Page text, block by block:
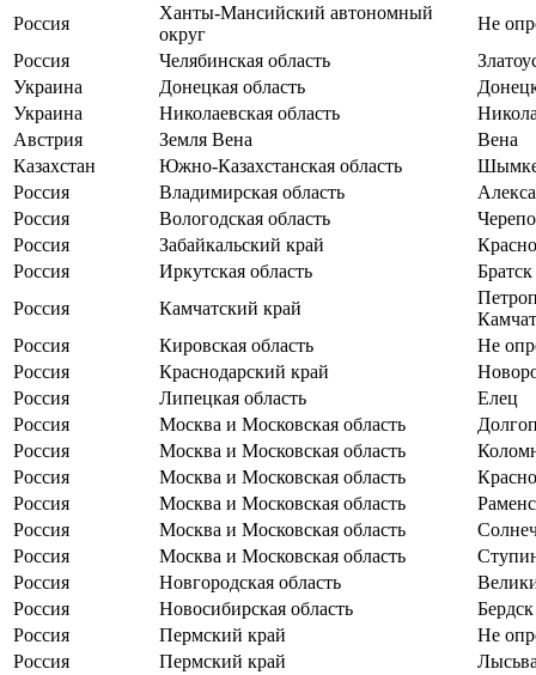
Россия
Ханты-Мансийский автономный
округ
Не
Россия
Челябинская область
Украина
Донецкая область
Украина
Николаевская область
Австрия
Земля Вена
Вена
Казахстан
Южно-Казахстанская область
Россия
Владимирская область
Россия
Вологодская область
Россия
Забайкальский край
Россия
Иркутская область
Братск
Россия
Камчатский край
Россия
Кировская область
Не
Россия
Краснодарский край
Россия
Липецкая область
Елец
Россия
Москва и Московская область
Россия
Москва и Московская область
Россия
Москва и Московская область
Россия
Москва и Московская область
Россия
Москва и Московская область
Россия
Москва и Московская область
Россия
Новгородская область
Россия
Новосибирская область
Бердск
Россия
Пермский край
Не
Россия
Пермский край